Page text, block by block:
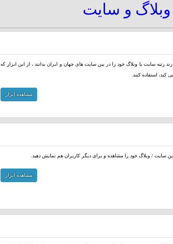
وبلاگ و سایت
رتبه سایت یا وبلاگ خود را در بین سایت های جهان و ایران بدانند ، از این ابزار که
کند، استفاده کنند.
مشاهده ابزار
سایت / وبلاگ خود را مشاهده و برای دیگر کاربران هم نمایش دهید.
مشاهده ابزار